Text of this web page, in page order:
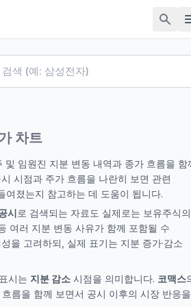
차트
및 임원진 지분 변동 내역과 종가 흐름을 함
시점과 주가 흐름을 나란히 보면 관련
여졌는지 참고하는 데 도움이 됩니다.
시로 검색되는 자료도 실제로는 보유주식의
여러 지분 변동 사유가 함께 포함될 수
을 고려하되, 실제 표기는 지분 증가·감소
표시는 지분 감소 시점을 의미합니다. 코맥스
름을 함께 보면서 공시 이후의 시장 반응을